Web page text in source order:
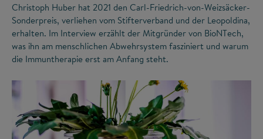
Christoph Huber hat 2021 den Carl-Friedrich-von-Weizsäcker-
Sonderpreis, verliehen vom Stifterverband und der Leopoldina,
erhalten. Im Interview erzählt der Mitgründer von BioNTech,
was ihn am menschlichen Abwehrsystem fasziniert und warum
die Immuntherapie erst am Anfang steht.